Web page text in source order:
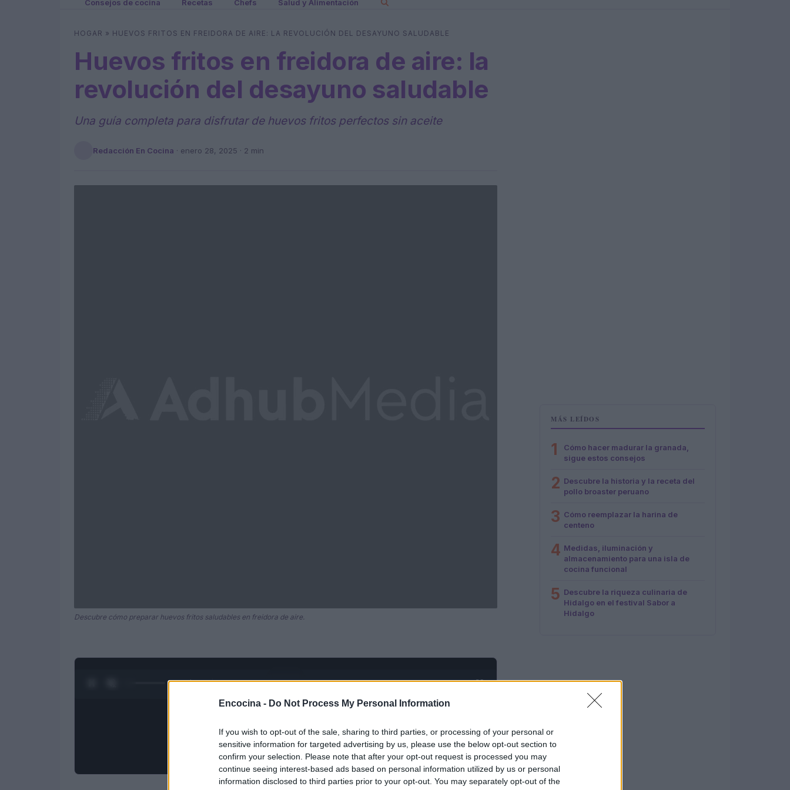
Encocina - Do Not Process My Personal Information
If you wish to opt-out of the sale, sharing to third parties, or processing of your personal or
sensitive information for targeted advertising by us, please use the below opt-out section to
confirm your selection. Please note that after your opt-out request is processed you may
continue seeing interest-based ads based on personal information utilized by us or personal
information disclosed to third parties prior to your opt-out. You may separately opt-out of the
Consejos de cocina Recetas Chefs Salud y Alimentación
HOGAR » HUEVOS FRITOS EN FREIDORA DE AIRE: LA REVOLUCIÓN DEL DESAYUNO SALUDABLE
Huevos fritos en freidora de aire: la
revolución del desayuno saludable
Una guía completa para disfrutar de huevos fritos perfectos sin aceite
Redacción En Cocina · enero 28, 2025 · 2 min
Descubre cómo preparar huevos fritos saludables en freidora de aire.
0:27 / 3:09 1/4 POWERED BYAdhubMedia
MÁS LEÍDOS
1
Cómo hacer madurar la granada,
sigue estos consejos
2 Descubre la historia y la receta del
pollo broaster peruano
3 Cómo reemplazar la harina de
centeno
4 Medidas, iluminación y
almacenamiento para una isla de
cocina funcional
5 Descubre la riqueza culinaria de
Hidalgo en el festival Sabor a
Hidalgo